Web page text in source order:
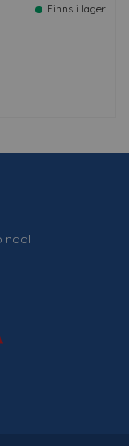
Finns i lager